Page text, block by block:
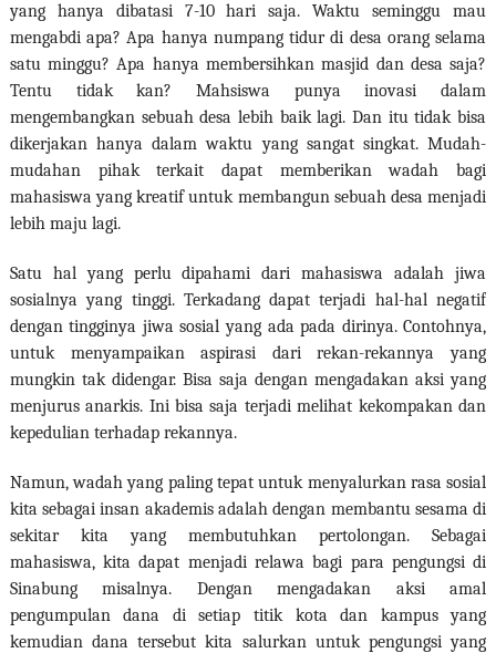
yang hanya dibatasi 7-10 hari saja. Waktu seminggu mau
mengabdi apa? Apa hanya numpang tidur di desa orang selama
satu minggu? Apa hanya membersihkan masjid dan desa saja?
Tentu tidak kan? Mahsiswa punya inovasi dalam
mengembangkan sebuah desa lebih baik lagi. Dan itu tidak bisa
dikerjakan hanya dalam waktu yang sangat singkat. Mudah-
mudahan pihak terkait dapat memberikan wadah bagi
mahasiswa yang kreatif untuk membangun sebuah desa menjadi
lebih maju lagi.
Satu hal yang perlu dipahami dari mahasiswa adalah jiwa
sosialnya yang tinggi. Terkadang dapat terjadi hal-hal negatif
dengan tingginya jiwa sosial yang ada pada dirinya. Contohnya,
untuk menyampaikan aspirasi dari rekan-rekannya yang
mungkin tak didengar. Bisa saja dengan mengadakan aksi yang
menjurus anarkis. Ini bisa saja terjadi melihat kekompakan dan
kepedulian terhadap rekannya.
Namun, wadah yang paling tepat untuk menyalurkan rasa sosial
kita sebagai insan akademis adalah dengan membantu sesama di
sekitar kita yang membutuhkan pertolongan. Sebagai
mahasiswa, kita dapat menjadi relawa bagi para pengungsi di
Sinabung misalnya. Dengan mengadakan aksi amal
pengumpulan dana di setiap titik kota dan kampus yang
kemudian dana tersebut kita salurkan untuk pengungsi yang